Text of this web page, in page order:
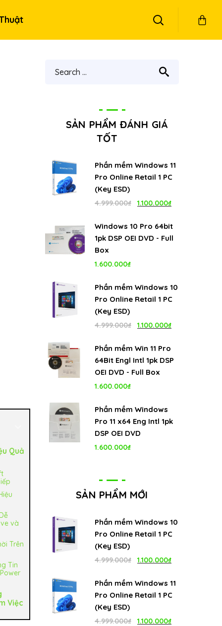
Quả
và
Trên
Tin
Việc
SẢN PHẨM ĐÁNH GIÁ
TỐT
Phần mềm Windows 11
Pro Online Retail 1 PC
(Key ESD)
4.999.000₫
Giá
là:
1.100.000₫
Windows 10 Pro 64bit
1pk DSP OEI DVD - Full
Box
1.600.000₫
Phần mềm Windows 10
Pro Online Retail 1 PC
(Key ESD)
4.999.000₫
Giá
là:
4.999.000₫.
1.100.000₫
Phần mềm Win 11 Pro
64Bit Engl Intl 1pk DSP
OEI DVD - Full Box
1.600.000₫
Phần mềm Windows
Pro 11 x64 Eng Intl 1pk
DSP OEI DVD
1.600.000₫
SẢN PHẨM MỚI
Phần mềm Windows 10
Pro Online Retail 1 PC
(Key ESD)
4.999.000₫
Giá
là:
1.100.000₫
tại
Phần mềm Windows 11
Pro Online Retail 1 PC
(Key ESD)
4.999.000₫
Giá
1.100.000₫